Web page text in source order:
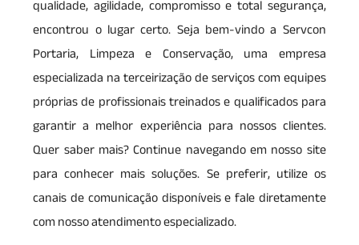
qualidade, agilidade, compromisso e total segurança,
encontrou o lugar certo. Seja bem-vindo a Servcon
Portaria, Limpeza e Conservação, uma empresa
especializada na terceirização de serviços com equipes
próprias de profissionais treinados e qualificados para
garantir a melhor experiência para nossos clientes.
Quer saber mais? Continue navegando em nosso site
para conhecer mais soluções. Se preferir, utilize os
canais de comunicação disponíveis e fale diretamente
com nosso atendimento especializado.